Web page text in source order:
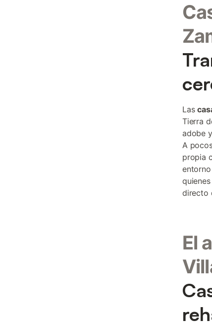
Las
Tierra
adobe
A
propia
directo
El